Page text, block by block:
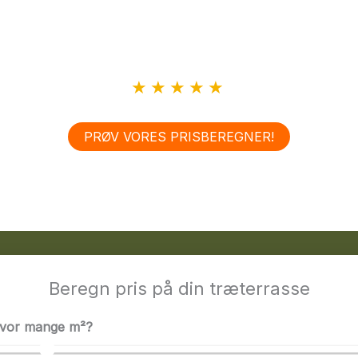
★★★★★
PRØV VORES PRISBEREGNER!
Beregn pris på din træterrasse
mange m²?